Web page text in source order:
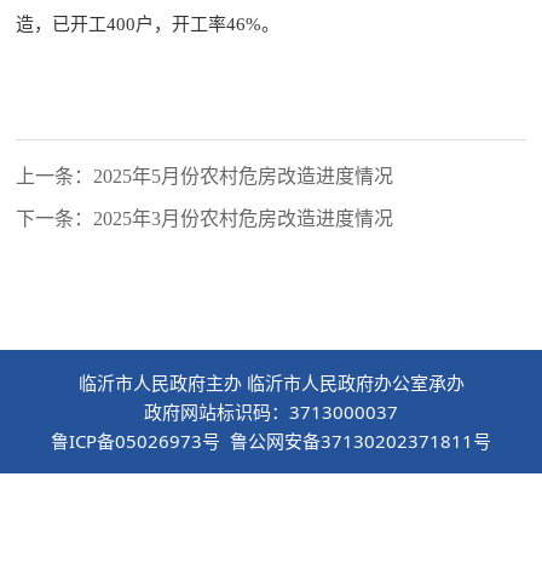
造，已开工400户，开工率46%。
上一条：2025年5月份农村危房改造进度情况
下一条：2025年3月份农村危房改造进度情况
临沂市人民政府主办 临沂市人民政府办公室承办
政府网站标识码：3713000037
鲁ICP备05026973号 鲁公网安备37130202371811号